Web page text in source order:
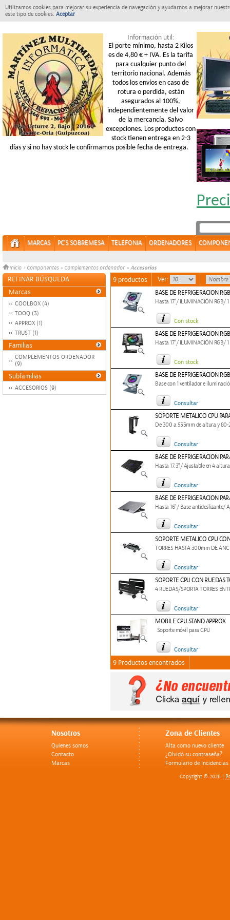
Utilizamos cookies para mejorar su experiencia de navegación y ayudarnos a mejorar
este tipo de cookies. Aceptar
Información util:
El porte mínimo, hasta 2 Kilos
es de 4,80 € + IVA. Es la tarifa
para cualquier punto del
territorio nacional. Además
todos los envíos en caso de
rotura o perdida, están
asegurados al 100%,
independientemente del valor
de la mercancía. Salvo
excepciones. Los productos con
stock tienen entrega en 2-3
días y si no hay stock le confirmamos posible fecha de entrega.
MARCAS PC'S SOBREMESA TELEFONIA ORDENADORES
Inicio > Componentes » Complementos ordenador » Accesorios
REFINAR BÚSQUEDA
Marcas
COOLBOX (4)
TOOQ (3)
APPROX (1)
TRUST (1)
Familias
COMPLEMENTOS ORDENADOR
(9)
Subfamilias
ACCESORIOS (9)
9 productos Ver:
BASE DE REFRIGERACION
Hasta 17"/ ILUMINACIÓN RGB/
Con stock
BASE DE REFRIGERACION
Hasta 17"/ ILUMINACIÓN RGB/
Con stock
BASE DE REFRIGERACION
Base con 1 ventilador e
Consultar
SOPORTE METALICO CPU
De 300 a 533mm de altura y
Consultar
BASE DE REFRIGERACION
Hasta 17.3"/ Ajustable en 4
Consultar
BASE DE REFRIGERACION
Hasta 16"/ Base antideslizante/
Consultar
SOPORTE METALICO CPU
TORRES HASTA 300mm DE
Consultar
SOPORTE CPU CON RUEDAS
4 RUEDAS/SPORTA TORRES
Consultar
MOBILE CPU STAND APPROX
Soporte móvil para CPU
Consultar
9 Productos encontrados
Nosotros
Quienes somos
Contacto
Marcas
Zona de Clientes
Alta como nuevo cliente
¿Olvidó su contraseña?
Formulario de Incidencias
Copyright © 2026 |